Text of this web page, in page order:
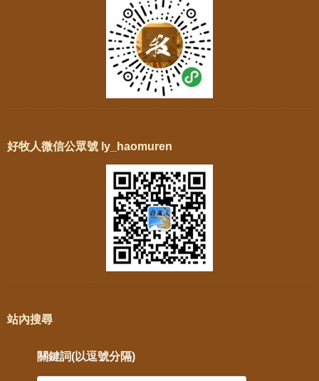
好牧人微信公眾號 ly_haomuren
站內搜尋
關鍵詞(以逗號分隔)